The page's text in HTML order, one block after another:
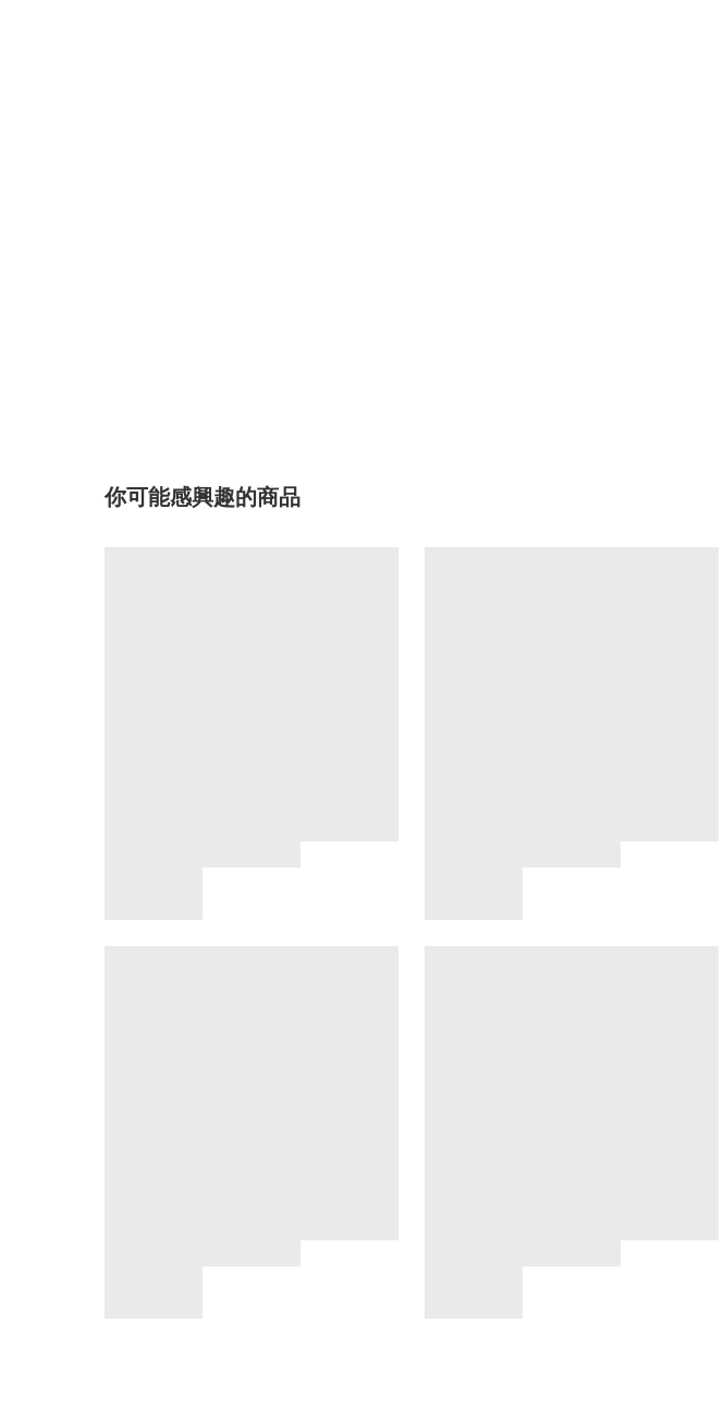
你可能感興趣的商品